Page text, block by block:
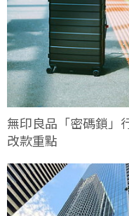
無印良品「密碼鎖」
改款重點